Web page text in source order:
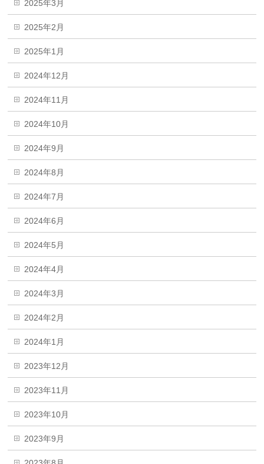
2025年3月
2025年2月
2025年1月
2024年12月
2024年11月
2024年10月
2024年9月
2024年8月
2024年7月
2024年6月
2024年5月
2024年4月
2024年3月
2024年2月
2024年1月
2023年12月
2023年11月
2023年10月
2023年9月